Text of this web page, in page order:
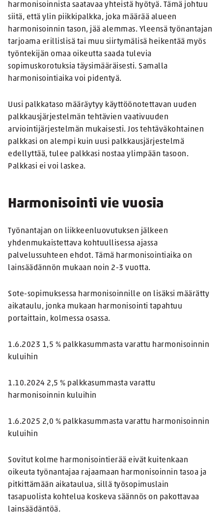
harmonisoinnista saatavaa yhteistä hyötyä. Tämä johtuu
siitä, että ylin piikkipalkka, joka määrää alueen
harmonisoinnin tason, jää alemmas. Yleensä työnantajan
tarjoama erillislisä tai muu siirtymälisä heikentää myös
työntekijän omaa oikeutta saada tulevia
sopimuskorotuksia täysimääräisesti. Samalla
harmonisointiaika voi pidentyä.
Uusi palkkataso määräytyy käyttöönotettavan uuden
palkkausjärjestelmän tehtävien vaativuuden
arviointijärjestelmän mukaisesti. Jos tehtäväkohtainen
palkkasi on alempi kuin uusi palkkausjärjestelmä
edellyttää, tulee palkkasi nostaa ylimpään tasoon.
Palkkasi ei voi laskea.
Harmonisointi vie vuosia
Työnantajan on liikkeenluovutuksen jälkeen
yhdenmukaistettava kohtuullisessa ajassa
palvelussuhteen ehdot. Tämä harmonisointiaika on
lainsäädännön mukaan noin 2-3 vuotta.
Sote-sopimuksessa harmonisoinnille on lisäksi määrätty
aikataulu, jonka mukaan harmonisointi tapahtuu
portaittain, kolmessa osassa.
1.6.2023 1,5 % palkkasummasta varattu harmonisoinnin
kuluihin
1.10.2024 2,5 % palkkasummasta varattu
harmonisoinnin kuluihin
1.6.2025 2,0 % palkkasummasta varattu harmonisoinnin
kuluihin
Sovitut kolme harmonisointierää eivät kuitenkaan
oikeuta työnantajaa rajaamaan harmonisoinnin tasoa ja
pitkittämään aikataulua, sillä työsopimuslain
tasapuolista kohtelua koskeva säännös on pakottavaa
lainsäädäntöä.